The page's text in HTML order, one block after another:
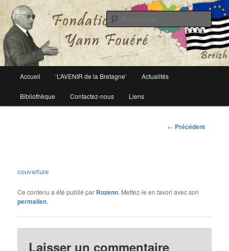
Fondation Yann Fouéré
Le site officiel de la fondation Yann Fouéré
principal
Aller
au
Accueil ‘L’AVENIR de la Bretagne’ Actualités
Bibliothèque Contactez-nous Liens
Navigation
← Précédent
couverture
Ce contenu a été publié par Rozenn. Mettez-le en favori avec son
permalien.
Laisser un commentaire